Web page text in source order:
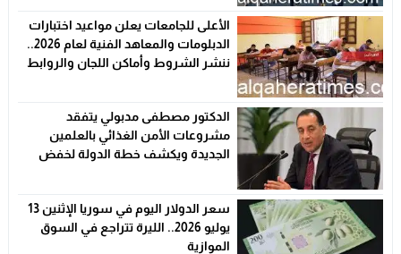
الأعلى للجامعات يعلن مواعيد اختبارات
الدبلومات والمعاهد الفنية لعام 2026..
ننشر الشروط وأماكن اللجان والروابط
الدكتور مصطفى مدبولي يتفقد
مشروعات الأمن الغذائي بالعلمين
الجديدة ويكشف خطة الدولة لخفض
سعر الدولار اليوم في سوريا الإثنين 13
يوليو 2026.. الليرة تتراجع في السوق
الموازية